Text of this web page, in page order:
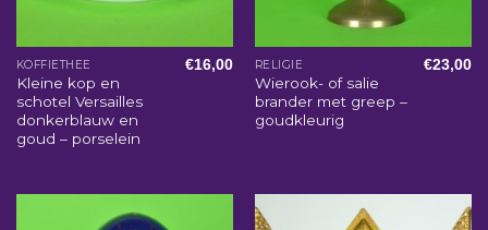
KOFFIETHEE
Kleine kop en
schotel Versailles
donkerblauw en
goud – porselein
€16,00 RELIGIE
Wierook- of salie
brander met greep –
goudkleurig
€23,00